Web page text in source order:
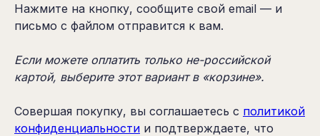
Нажмите на кнопку, сообщите свой email — и
письмо с файлом отправится к вам.
Если можете оплатить только не-российской
картой, выберите этот вариант в «корзине».
Совершая покупку, вы соглашаетесь с политикой
конфиденциальности и подтверждаете, что